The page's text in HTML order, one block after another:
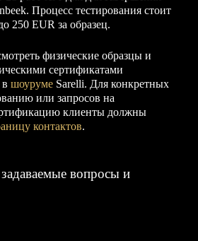
Процесс тестирования стоит
250 EUR за образец.
физические образцы и
сертификатами
вшоуруме Sarelli. Для конкретных
или запросов на
клиенты должны
контактов.
вопросы и